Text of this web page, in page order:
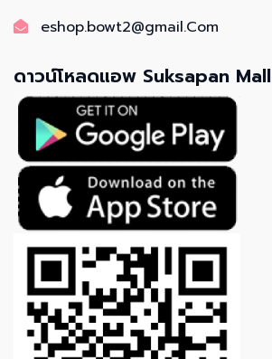
eshop.bowt2@gmail.Com
ดาวน์โหลดแอพ Suksapan Mall